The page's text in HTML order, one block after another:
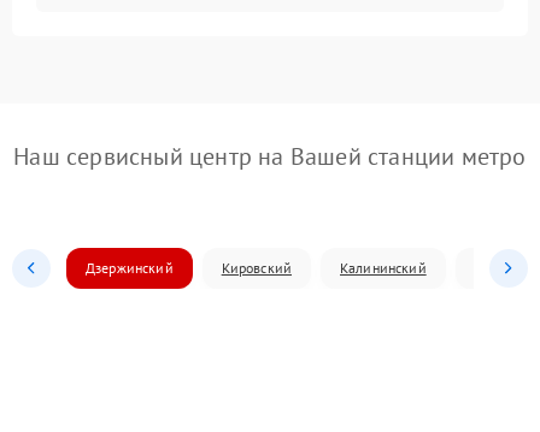
Наш сервисный центр на Вашей станции метро
Дзержинский Кировский Калининский